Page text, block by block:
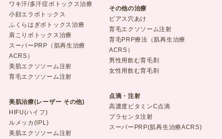
ワキ汗/多汗症ボトックス治療
小顔エラボトックス
ふくらはぎボトックス治療
肩こりボトックス治療
スーパーPRP（肌再生治療
ACRS）
美肌エクソソーム注射
育毛エクソソーム注射
美肌治療(レーザー その他)
HIFU(ハイフ)
ルメッカ(IPL)
美肌エクソソーム注射
その他の治療
ピアス穴あけ
育毛エクソソーム注射
育毛PRP療法（肌再生治療
ACRS）
男性用飲む育毛剤
女性用飲む育毛剤
点滴・注射
高濃度ビタミンC点滴
プラセンタ注射
スーパーPRP(肌再生治療ACRS)